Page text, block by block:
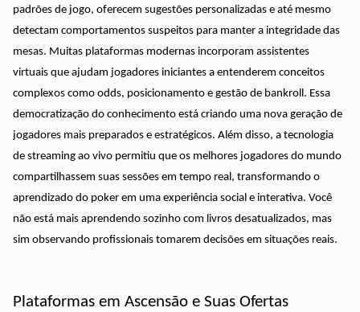
padrões de jogo, oferecem sugestões personalizadas e até mesmo
detectam comportamentos suspeitos para manter a integridade das
mesas. Muitas plataformas modernas incorporam assistentes
virtuais que ajudam jogadores iniciantes a entenderem conceitos
complexos como odds, posicionamento e gestão de bankroll. Essa
democratização do conhecimento está criando uma nova geração de
jogadores mais preparados e estratégicos. Além disso, a tecnologia
de streaming ao vivo permitiu que os melhores jogadores do mundo
compartilhassem suas sessões em tempo real, transformando o
aprendizado do poker em uma experiência social e interativa. Você
não está mais aprendendo sozinho com livros desatualizados, mas
sim observando profissionais tomarem decisões em situações reais.
Plataformas em Ascensão e Suas Ofertas